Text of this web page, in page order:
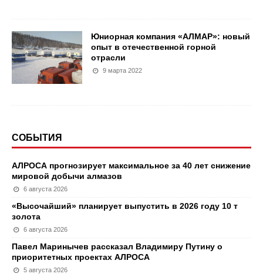
Юниорная компания «АЛМАР»: новый
опыт в отечественной горной
отрасли
9 марта 2022
СОБЫТИЯ
АЛРОСА прогнозирует максимальное за 40 лет снижение
мировой добычи алмазов
6 августа 2026
«Высочайший» планирует выпустить в 2026 году 10 т
золота
6 августа 2026
Павел Маринычев рассказал Владимиру Путину о
приоритетных проектах АЛРОСА
5 августа 2026